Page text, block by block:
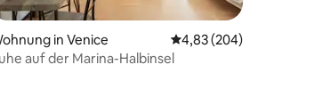
Bewertung: 4,89 von 5, 101 Bewertungen
in Venice Durchschnittliche
4,83 (204)
auf der Marina-Halbinsel